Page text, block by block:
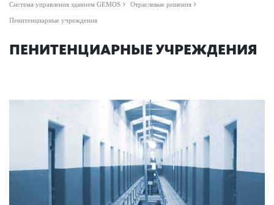
Сис­тема управ­ления зданием GEMOS Отраслевые решения
Пенитенциарные учреждения
ПЕНИТЕНЦИАРНЫЕ УЧРЕЖДЕНИЯ